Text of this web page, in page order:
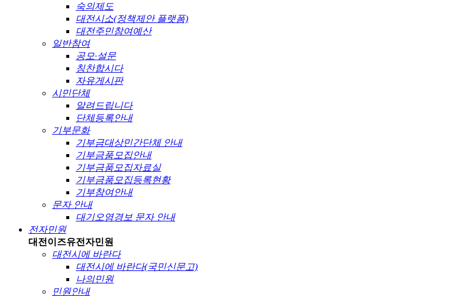
숙의제도
대전시소(정책제안 플랫폼)
대전주민참여예산
일반참여
공모·설문
칭찬합시다
자유게시판
시민단체
알려드립니다
단체등록안내
기부문화
기부금대상민간단체 안내
기부금품모집안내
기부금품모집자료실
기부금품모집등록현황
기부참여안내
문자 안내
대기오염경보 문자 안내
전자민원
대전이즈유전자민원
대전시에 바란다
대전시에 바란다(국민신문고)
나의민원
민원안내